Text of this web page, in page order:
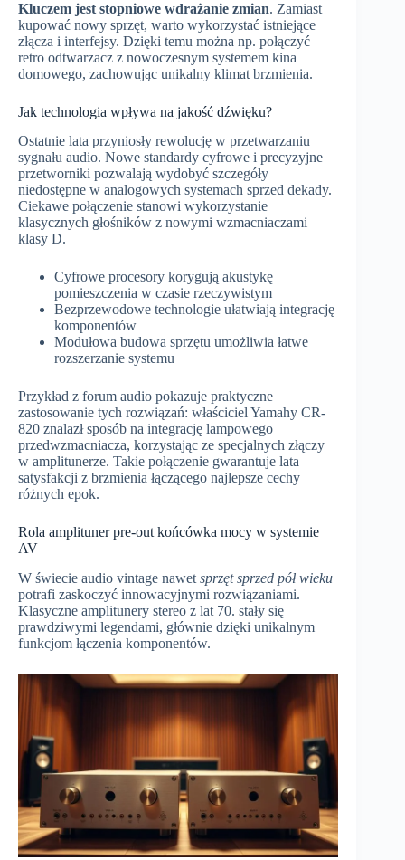
Kluczem jest stopniowe wdrażanie zmian. Zamiast
kupować nowy sprzęt, warto wykorzystać istniejące
złącza i interfejsy. Dzięki temu można np. połączyć
retro odtwarzacz z nowoczesnym systemem kina
domowego, zachowując unikalny klimat brzmienia.
Jak technologia wpływa na jakość dźwięku?
Ostatnie lata przyniosły rewolucję w przetwarzaniu
sygnału audio. Nowe standardy cyfrowe i precyzyjne
przetworniki pozwalają wydobyć szczegóły
niedostępne w analogowych systemach sprzed dekady.
Ciekawe połączenie stanowi wykorzystanie
klasycznych głośników z nowymi wzmacniaczami
klasy D.
Cyfrowe procesory korygują akustykę
pomieszczenia w czasie rzeczywistym
Bezprzewodowe technologie ułatwiają integrację
komponentów
Modułowa budowa sprzętu umożliwia łatwe
rozszerzanie systemu
Przykład z forum audio pokazuje praktyczne
zastosowanie tych rozwiązań: właściciel Yamahy CR-
820 znalazł sposób na integrację lampowego
przedwzmacniacza, korzystając ze specjalnych złączy
w amplitunerze. Takie połączenie gwarantuje lata
satysfakcji z brzmienia łączącego najlepsze cechy
różnych epok.
Rola amplituner pre-out końcówka mocy w systemie
AV
W świecie audio vintage nawet sprzęt sprzed pół wieku
potrafi zaskoczyć innowacyjnymi rozwiązaniami.
Klasyczne amplitunery stereo z lat 70. stały się
prawdziwymi legendami, głównie dzięki unikalnym
funkcjom łączenia komponentów.